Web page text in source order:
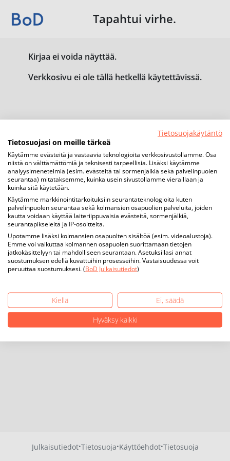
Tapahtui virhe.
Kirjaa ei voida näyttää.
Verkkosivu ei ole tällä hetkellä käytettävissä.
Julkaisutiedot·Tietosuoja·Käyttöehdot·Tietosuoja
Tietosuojakäytäntö
Tietosuojasi on meille tärkeä
Käytämme evästeitä ja vastaavia teknologioita verkkosivustollamme. Osa
niistä on välttämättömiä ja teknisesti tarpeellisia. Lisäksi käytämme
analyysimenetelmiä (esim. evästeitä tai sormenjälkiä sekä palvelinpuolen
seurantaa) mitataksemme, kuinka usein sivustollamme vieraillaan ja
kuinka sitä käytetään.
Käytämme markkinointitarkoituksiin seurantateknologioita kuten
palvelinpuolen seurantaa sekä kolmansien osapuolien palveluita, joiden
kautta voidaan käyttää laiteriippuvaisia evästeitä, sormenjälkiä,
seurantapikseleitä ja IP-osoitteita.
Upotamme lisäksi kolmansien osapuolten sisältöä (esim. videoalustoja).
Emme voi vaikuttaa kolmannen osapuolen suorittamaan tietojen
jatkokäsittelyyn tai mahdolliseen seurantaan. Asetuksillasi annat
suostumuksen edellä kuvattuihin prosesseihin. Vastaisuudessa voit
peruuttaa suostumuksesi. (BoD Julkaisutiedot)
Kiellä
Ei, säädä
Hyväksy kaikki